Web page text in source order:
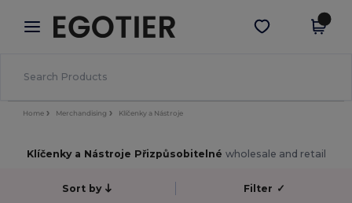
× Aplikace Egotier
Lepší ceny v aplikaci!
Stáhnout app
Home Merchandising Klíčenky a Nástroje
Klíčenky a Nástroje Přizpůsobitelné wholesale and retail
Sort by Filter ✓